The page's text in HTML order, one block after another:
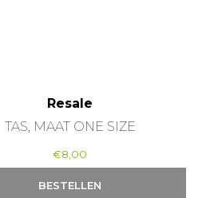
Resale
TAS, MAAT ONE SIZE
€8,00
BESTELLEN